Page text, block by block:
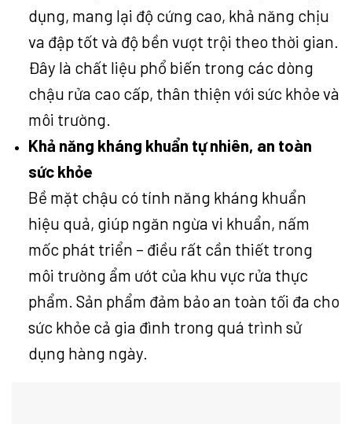
dụng, mang lại độ cứng cao, khả năng chịu
va đập tốt và độ bền vượt trội theo thời gian.
Đây là chất liệu phổ biến trong các dòng
chậu rửa cao cấp, thân thiện với sức khỏe và
môi trường.
Khả năng kháng khuẩn tự nhiên, an toàn
sức khỏe
Bề mặt chậu có tính năng kháng khuẩn
hiệu quả, giúp ngăn ngừa vi khuẩn, nấm
mốc phát triển – điều rất cần thiết trong
môi trường ẩm ướt của khu vực rửa thực
phẩm. Sản phẩm đảm bảo an toàn tối đa cho
sức khỏe cả gia đình trong quá trình sử
dụng hàng ngày.